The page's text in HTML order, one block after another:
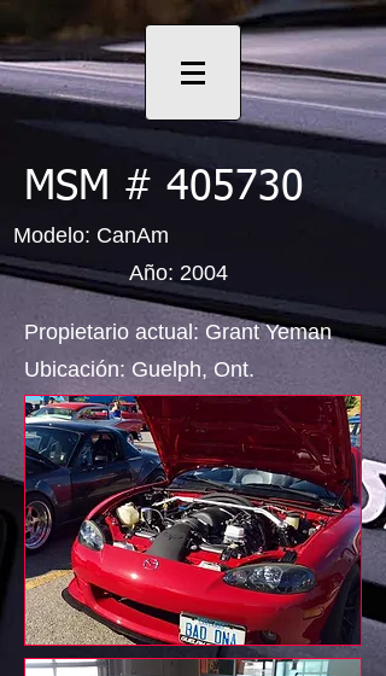
MSM # 405730
Modelo: CanAm
Año: 2004
Propietario actual: Grant Yeman
Ubicación: Guelph, Ont.